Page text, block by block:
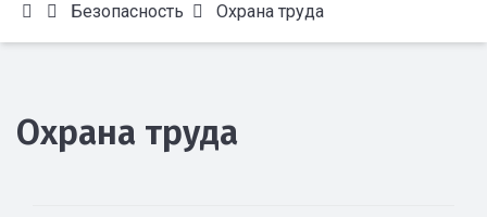
Безопасность Охрана труда
Охрана труда